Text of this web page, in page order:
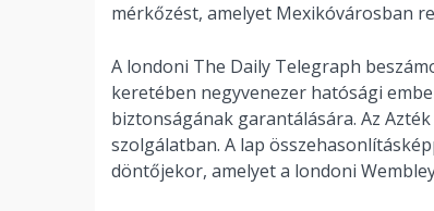
mérkőzést, amelyet Mexikóvárosban
A londoni The Daily Telegraph
keretében negyvenezer hatósági
biztonságának garantálására. Az
szolgálatban. A lap
döntőjekor, amelyet a londoni